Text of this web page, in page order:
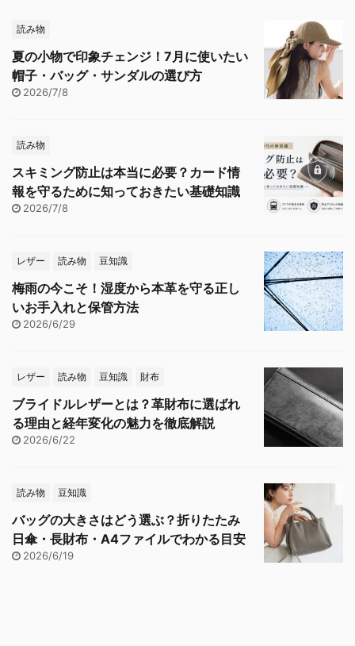
読み物
夏の小物で印象チェンジ！7月に使いたい
帽子・バッグ・サンダルの選び方
2026/7/8
読み物
スキミング防止は本当に必要？カード情
報を守るために知っておきたい基礎知識
2026/7/8
レザー 読み物 豆知識
梅雨の今こそ！湿度から本革を守る正し
いお手入れと保管方法
2026/6/29
レザー 読み物 豆知識 財布
ブライドルレザーとは？革財布に選ばれ
る理由と経年変化の魅力を徹底解説
2026/6/22
読み物 豆知識
バッグの大きさはどう選ぶ？折りたたみ
日傘・長財布・A4ファイルでわかる目安
2026/6/19